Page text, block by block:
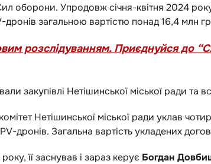
оборони. Упродовж січня-квітня 2024
дронів загальною вартістю понад 16,4 млн
розслідуванням. Приєднуйся до
закупівлі Нетішинської міської ради та
Нетішинської міської ради уклав
дронів. Загальна вартість укладених
її заснував і зараз керує Богдан